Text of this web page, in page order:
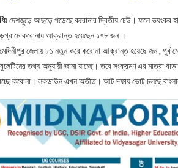
দেশজুড়ে আছড়ে পড়েছে করোনার দ্বিতীয় ঢেউ। ফলে ভয়ংকর
করোনায় আক্রান্ত হয়েছেন ১৭৮ জন ।
জেলায় ৮১ নতুন করে করোনা আক্রান্ত হয়েছে জন ,
তথ্য অনুযায়ী জানা যাচ্ছে। তবে সংক্রমণ এর মাত্রা
করোনা। লকডাউন এখন অতীত। আট দফায় ভোট চলছে